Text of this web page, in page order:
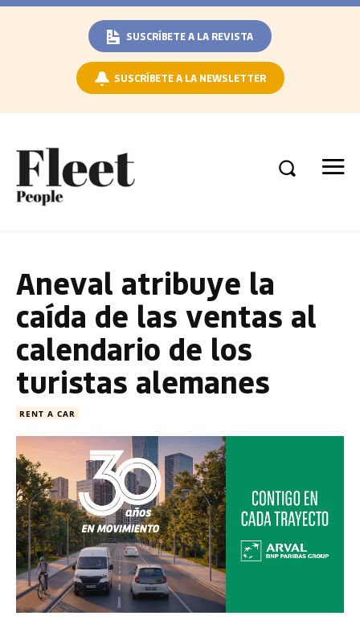
SUSCRÍBETE A LA REVISTA
SUSCRÍBETE A LA NEWSLETTER
Aneval atribuye la
caída de las ventas al
calendario de los
turistas alemanes
RENT A CAR